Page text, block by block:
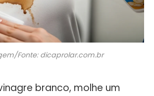
Fonte: dicaprolar.com.br
branco, molhe um